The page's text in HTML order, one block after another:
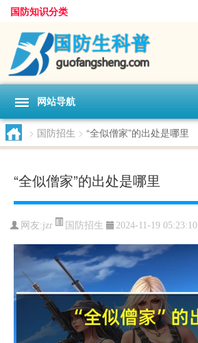
国防知识分类
网站导航
> 国防招生 > “全似僧家”的出处是哪里
“全似僧家”的出处是哪里
网友:jzr 国防招生 2024-11-19 05:23:10